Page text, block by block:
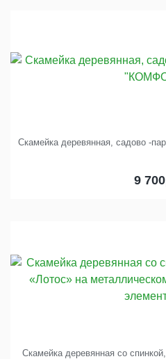
Скамейка деревянная, садово -
9 700
Скамейка деревянная со